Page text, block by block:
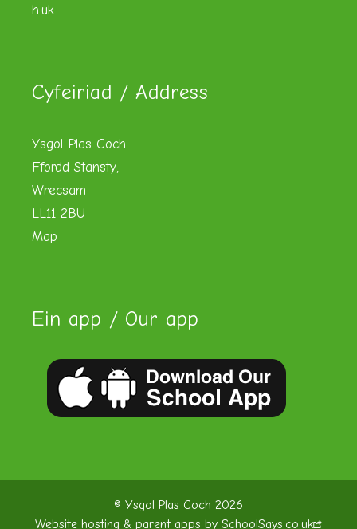
h.uk
Cyfeiriad / Address
Ysgol Plas Coch
Ffordd Stansty,
Wrecsam
LL11 2BU
Map
Ein app / Our app
© Ysgol Plas Coch 2026
Website hosting & parent apps by SchoolSays.co.uk